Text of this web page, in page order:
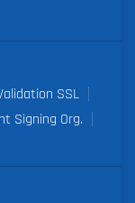
SSL
Signing Org.